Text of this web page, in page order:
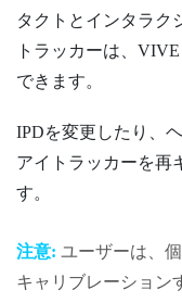
タクトとインタラク
トラッカーは、 VIVE
できます。
IPDを変更したり、
アイトラッカーを再
す。
注意: ユーザーは、
キャリブレーション